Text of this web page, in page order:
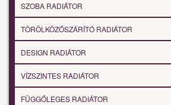
SZOBA RADIÁTOR
TÖRÖLKÖZŐSZÁRÍTÓ RADIÁTOR
DESIGN RADIÁTOR
VÍZSZINTES RADIÁTOR
FÜGGŐLEGES RADIÁTOR